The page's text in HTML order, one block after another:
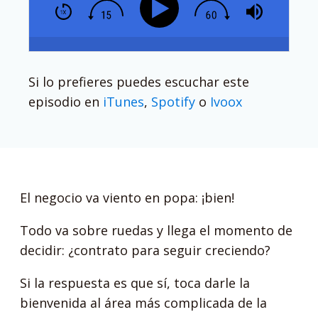
Si lo prefieres puedes escuchar este
episodio en iTunes, Spotify o Ivoox
El negocio va viento en popa: ¡bien!
Todo va sobre ruedas y llega el momento de
decidir: ¿contrato para seguir creciendo?
Si la respuesta es que sí, toca darle la
bienvenida al área más complicada de la